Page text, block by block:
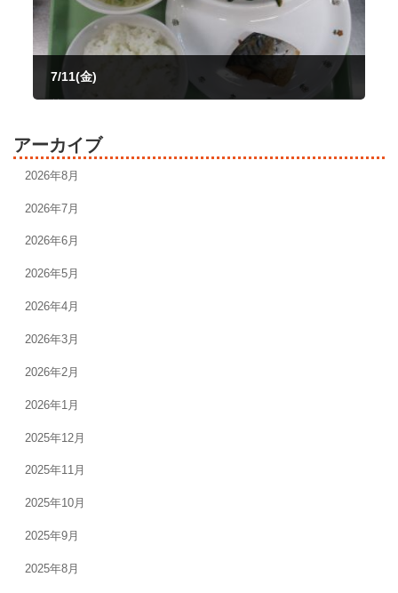
7/11(金)
アーカイブ
2026年8月
2026年7月
2026年6月
2026年5月
2026年4月
2026年3月
2026年2月
2026年1月
2025年12月
2025年11月
2025年10月
2025年9月
2025年8月